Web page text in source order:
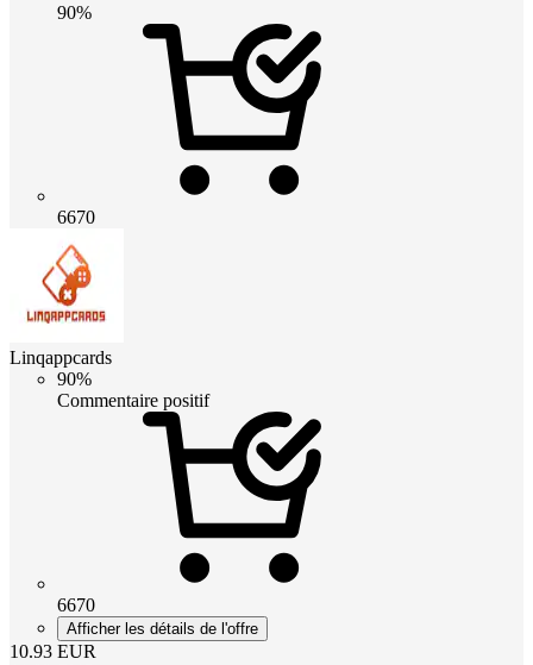
90%
6670
Linqappcards
90%
Commentaire positif
6670
Afficher les détails de l'offre
10.93 EUR